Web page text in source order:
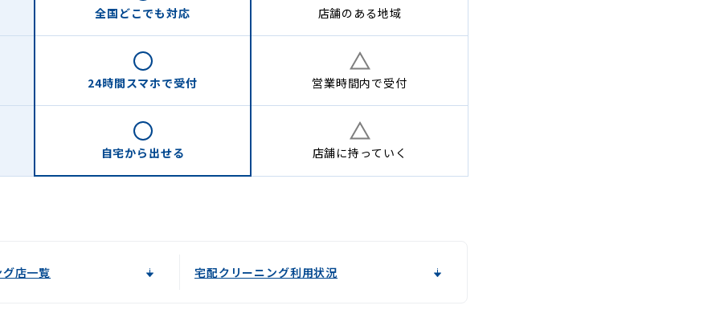
全国どこでも対応 店舗の ある地域
24時間スマホで受付 営業時間内で受付
自宅から 出せる 店舗に持っていく
店一覧 宅配クリーニング利用状況